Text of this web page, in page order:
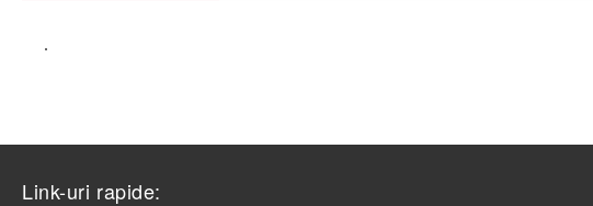
.
Link-uri rapide: